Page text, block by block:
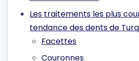
Les traitements les plus
tendance des dents de
Facettes
Couronnes